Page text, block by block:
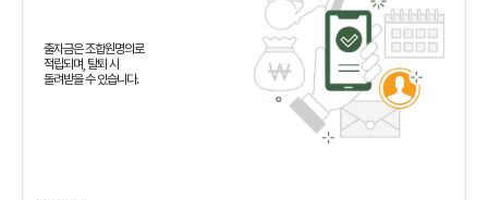
출자금은 조합원명의로
적립되며, 탈퇴 시
돌려받을 수 있습니다.